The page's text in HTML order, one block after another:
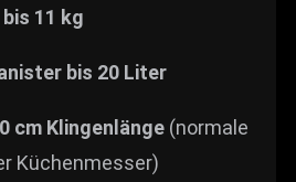
11 kg
bis 20 Liter
cm Klingenlänge (normale
Küchenmesser)